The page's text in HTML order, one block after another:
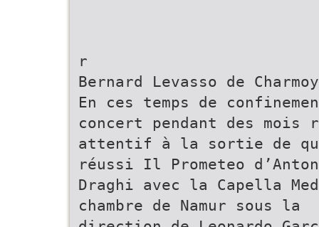
r
Bernard Levasso de Charmoy
En ces temps de
concert pendant des mois
attentif à la sortie de
réussi Il Prometeo
Draghi avec la Capella
chambre de Namur sous la